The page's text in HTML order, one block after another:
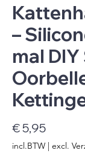
–
mal
€ 5,95Prijs
incl.BTW | excl.